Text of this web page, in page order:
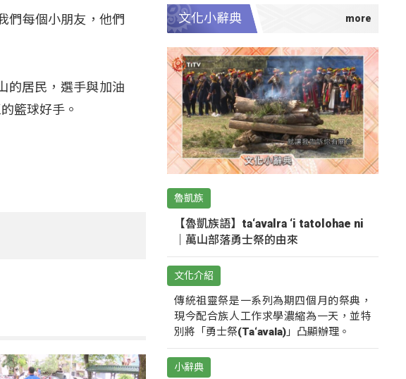
們每個小朋友，他們
的居民，選手與加油
籃球好手。
文化小辭典
魯凱族
【魯凱族語】ta‘avalra ‘i tatolohae ni
｜萬山部落勇士祭的由來
文化介紹
傳統祖靈祭是一系列為期四個月的祭典，
現今配合族人工作求學濃縮為一天，並特
別將「勇士祭(Ta‘avala)」凸顯辦理。
小辭典